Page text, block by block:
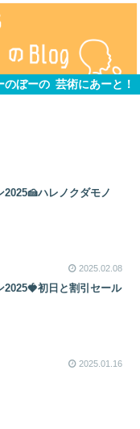
のぼーの 芸術にあーと！
2025🍰ハレノクダモノ
2025.02.08
2025🍓初日と割引セール
2025.01.16